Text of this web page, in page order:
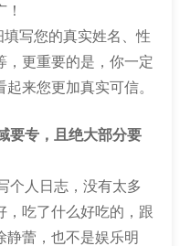
您的真实姓名、性
，更重要的是，你一定
来您更加真实可信。
要专，且绝大部分要
人日志，没有太多
，吃了什么好吃的，跟
静蕾，也不是娱乐明